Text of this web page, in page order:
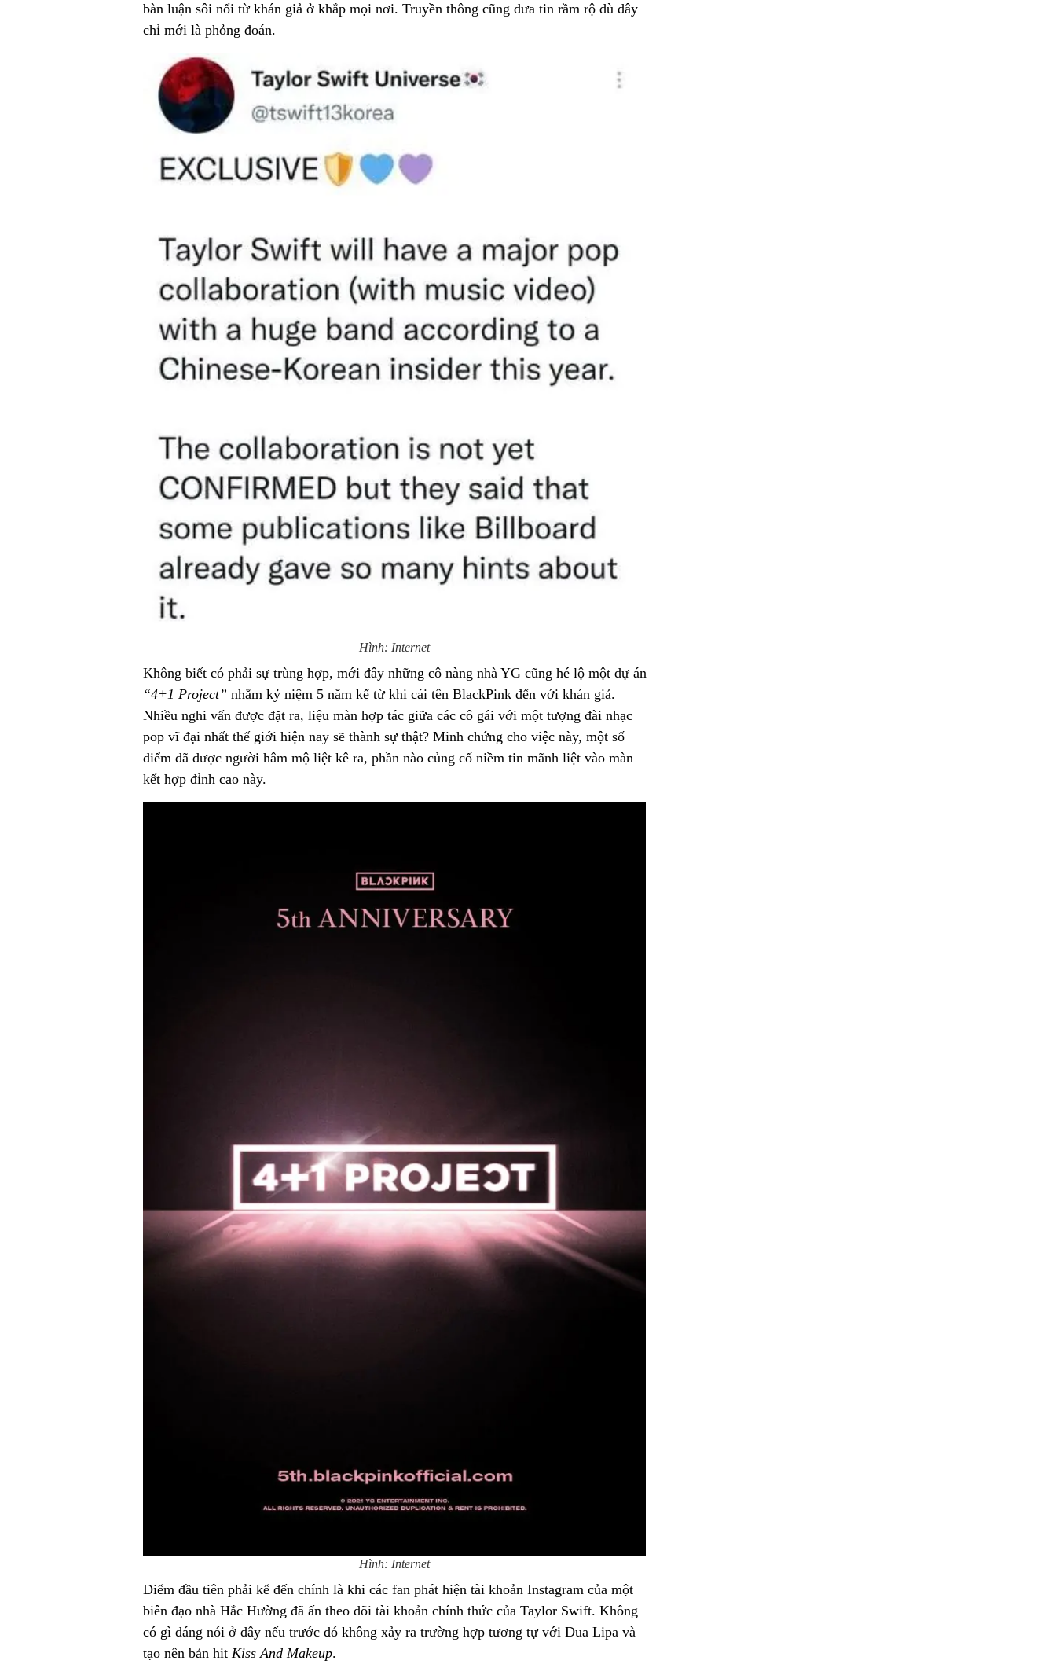
bàn luận sôi nổi từ khán giả ở khắp mọi nơi. Truyền thông cũng đưa tin rầm rộ dù đây
chỉ mới là phỏng đoán.
Hình: Internet
Không biết có phải sự trùng hợp, mới đây những cô nàng nhà YG cũng hé lộ một dự án
“4+1 Project” nhằm kỷ niệm 5 năm kể từ khi cái tên BlackPink đến với khán giả.
Nhiều nghi vấn được đặt ra, liệu màn hợp tác giữa các cô gái với một tượng đài nhạc
pop vĩ đại nhất thế giới hiện nay sẽ thành sự thật? Minh chứng cho việc này, một số
điểm đã được người hâm mộ liệt kê ra, phần nào củng cố niềm tin mãnh liệt vào màn
kết hợp đỉnh cao này.
Hình: Internet
Điểm đầu tiên phải kể đến chính là khi các fan phát hiện tài khoản Instagram của một
biên đạo nhà Hắc Hường đã ấn theo dõi tài khoản chính thức của Taylor Swift. Không
có gì đáng nói ở đây nếu trước đó không xảy ra trường hợp tương tự với Dua Lipa và
tạo nên bản hit Kiss And Makeup.